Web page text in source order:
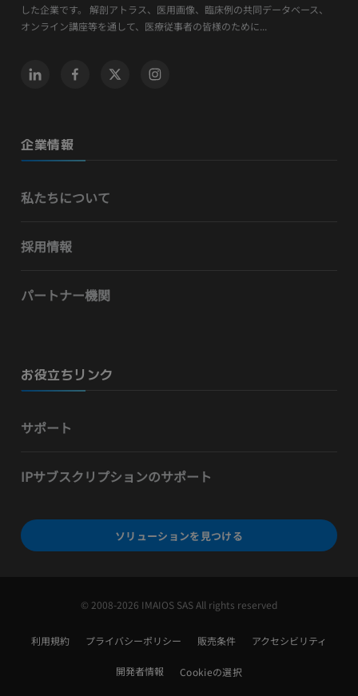
した企業です。 解剖アトラス、医用画像、臨床例の共同データベース、
オンライン講座等を通して、医療従事者の皆様のために...
企業情報
私たちについて
採用情報
パートナー機関
お役立ちリンク
サポート
IPサブスクリプションのサポート
ソリューションを見つける
© 2008-2026 IMAIOS SAS All rights reserved
利用規約 プライバシーポリシー 販売条件 アクセシビリティ
開発者情報 Cookieの選択